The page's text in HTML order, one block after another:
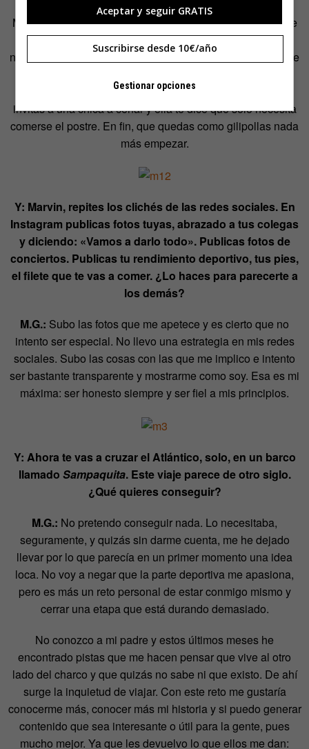
Me parece increíble cómo llegas a conectar con gente que
no conoces de nada. Claramente he tenido experiencias
negativas, pero otras muy positivas y con eso es con lo que
hostias porque el primer día te llevas un chasco, cuando
invitas a una chica a cenar y ella te dice que sólo necesita
comerse el postre. En fin, que quedas como gilipollas nada
más empezar.
Y: Marvin, repites los clichés de las redes sociales. En
Instagram publicas fotos tuyas, abrazado a tus colegas
y diciendo: «Vamos a darlo todo». Publicas fotos de
conciertos. Publicas tu rendimiento deportivo, tus pies,
el filete que te vas a comer. ¿Lo haces para parecerte a
los demás?
M.G.: Subo las fotos que me apetece y es cierto que no
intento ser especial. No llevo una estrategia en mis redes
sociales. Subo las cosas con las que me implico e intento
ser bastante transparente y mostrarme como soy. Esa es mi
máxima: ser honesto siempre y ser fiel a mis principios.
Y: Ahora te vas a cruzar el Atlántico, solo, en un barco
llamado Sampaquita. Este viaje parece de otro siglo.
¿Qué quieres conseguir?
M.G.: No pretendo conseguir nada. Lo necesitaba,
seguramente, y quizás sin darme cuenta, me he dejado
llevar por lo que parecía en un primer momento una idea
loca. No voy a negar que la parte deportiva me apasiona,
pero es más un reto personal de estar conmigo mismo y
cerrar una etapa que está durando demasiado.
No conozco a mi padre y estos últimos meses he
encontrado pistas que me hacen pensar que vive al otro
lado del charco y que quizás no sabe ni que existo. De ahí
surge la inquietud de viajar. Con este reto me gustaría
conocerme más, conocer más mi historia y si puedo generar
contenido que sea interesante o útil para la gente, pues
mucho mejor. Ya que les devuelvo lo que ellos me dan:
Aceptar y seguir GRATIS
Suscribirse desde 10€/año
Gestionar opciones